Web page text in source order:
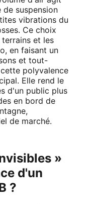
suspension
vibrations du
Ce choix
et les
en faisant un
et tout-
polyvalence
Elle rend le
d'un public plus
en bord de
de marché.
»
d'un
?